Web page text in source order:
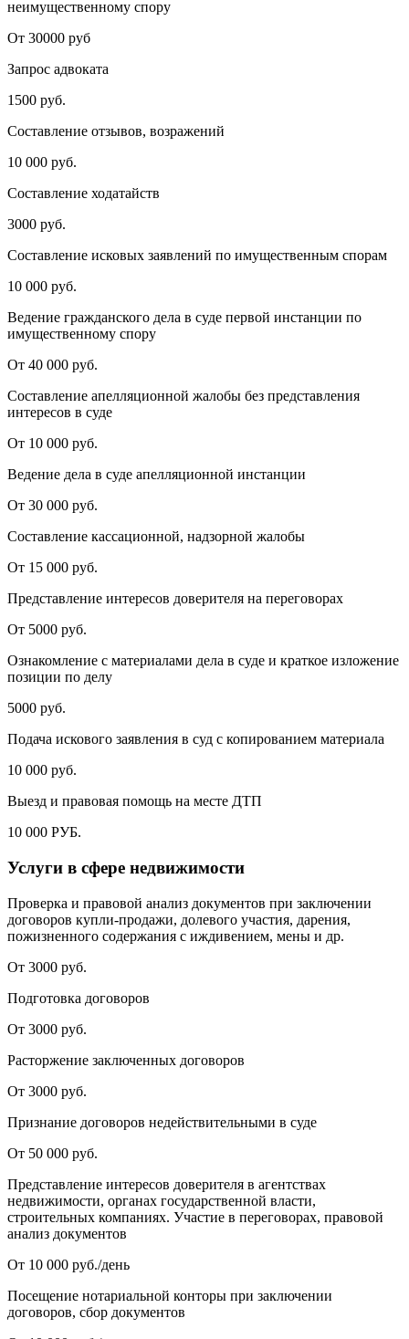
неимущественному спору
От 30000 руб
Запрос адвоката
1500 руб.
Составление отзывов, возражений
10 000 руб.
Составление ходатайств
3000 руб.
Составление исковых заявлений по имущественным спорам
10 000 руб.
Ведение гражданского дела в суде первой инстанции по
имущественному спору
От 40 000 руб.
Составление апелляционной жалобы без представления
интересов в суде
От 10 000 руб.
Ведение дела в суде апелляционной инстанции
От 30 000 руб.
Составление кассационной, надзорной жалобы
От 15 000 руб.
Представление интересов доверителя на переговорах
От 5000 руб.
Ознакомление с материалами дела в суде и краткое изложение
позиции по делу
5000 руб.
Подача искового заявления в суд с копированием материала
10 000 руб.
Выезд и правовая помощь на месте ДТП
10 000 РУБ.
Услуги в сфере недвижимости
Проверка и правовой анализ документов при заключении
договоров купли-продажи, долевого участия, дарения,
пожизненного содержания с иждивением, мены и др.
От 3000 руб.
Подготовка договоров
От 3000 руб.
Расторжение заключенных договоров
От 3000 руб.
Признание договоров недействительными в суде
От 50 000 руб.
Представление интересов доверителя в агентствах
недвижимости, органах государственной власти,
строительных компаниях. Участие в переговорах, правовой
анализ документов
От 10 000 руб./день
Посещение нотариальной конторы при заключении
договоров, сбор документов